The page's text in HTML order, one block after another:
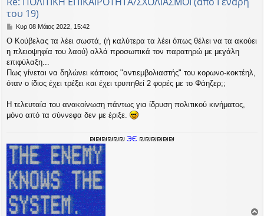
του 19)
Δ
μ
ο
σ
ί
υ
η
Κυρ 08 Μάιος 2022, 15:42
O Κούβελας τα λέει σωστά, (ή καλύτερα τα λέει όπως θέλει να τα ακούει
η πλειοψηφία του λαού) αλλά προσωπικά τον παρατηρώ με μεγάλη
επιφύλαξη...
Πως γίνεται να δηλώνει κάποιος "αντιεμβολιαστής" του κορωνο-κοκτέηλ,
όταν ο ίδιος έχει τρέξει και έχει τρυπηθεί 2 φορές με το Φάηζερ;;
Η τελευταία του ανακοίνωση πάντως για ίδρυση πολιτικού κινήματος,
μόνο από τα σύννεφα δεν με έριξε.
₪₪₪₪₪₪ ЭЄ ₪₪₪₪₪₪